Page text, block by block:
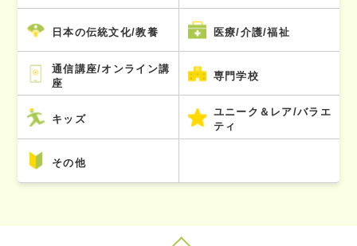
日本の伝統文化/教養 医療/介護/福祉
通信講座/オンライン講
座
専門学校
キッズ
ユニーク＆レア/バラエ
ティ
その他